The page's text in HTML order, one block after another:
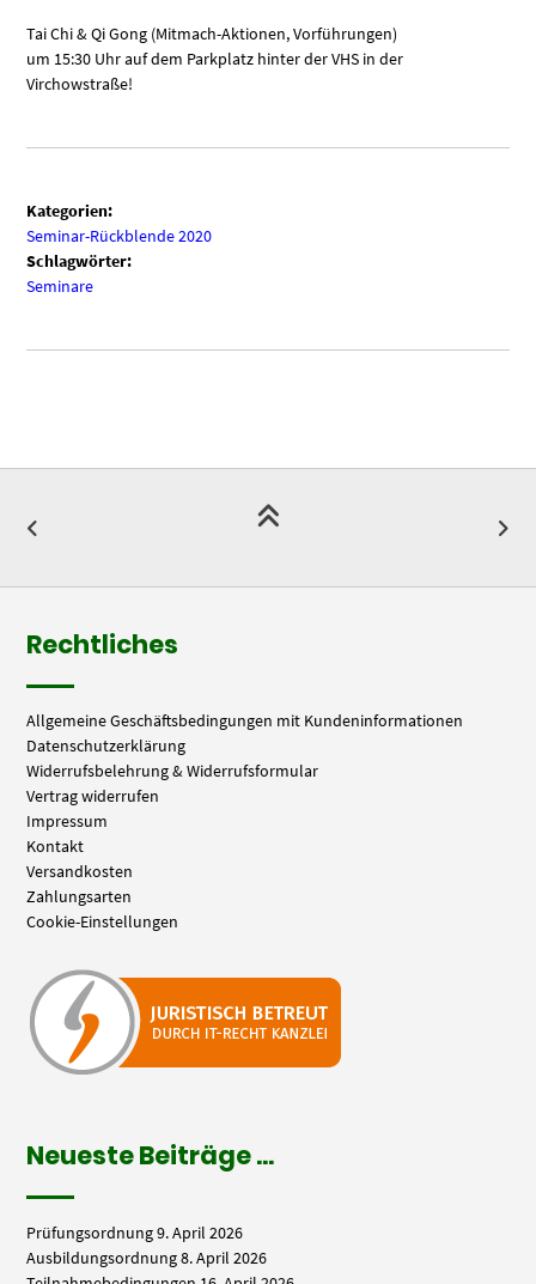
Tai Chi & Qi Gong (Mitmach-Aktionen, Vorführungen)
um 15:30 Uhr auf dem Parkplatz hinter der VHS in der
Virchowstraße!
Kategorien:
Seminar-Rückblende 2020
Schlagwörter:
Seminare
Rechtliches
Allgemeine Geschäftsbedingungen mit Kundeninformationen
Datenschutzerklärung
Widerrufsbelehrung & Widerrufsformular
Vertrag widerrufen
Impressum
Kontakt
Versandkosten
Zahlungsarten
Cookie-Einstellungen
Neueste Beiträge …
Prüfungsordnung9. April 2026
Ausbildungsordnung8. April 2026